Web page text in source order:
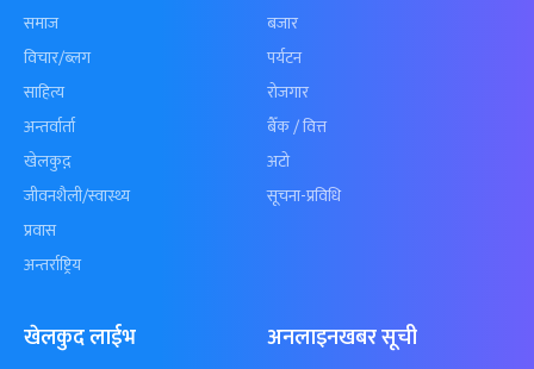
समाज
विचार/ब्लग
साहित्य
अन्तर्वार्ता
खेलकुद़़
जीवनशैली/स्वास्थ्य
प्रवास
अन्तर्राष्ट्रिय
बजार
पर्यटन
रोजगार
बैँक / वित्त
अटो
सूचना-प्रविधि
खेलकुद लाईभ अनलाइनखबर सूची